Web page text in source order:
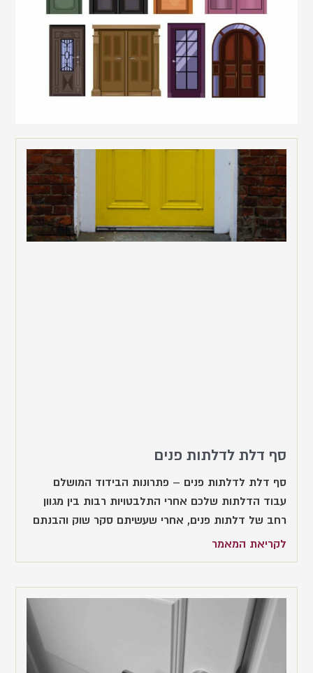
סף דלת לדלתות פנים
סף דלת לדלתות פנים – פתרונות הבידוד המושלם
עבוד הדלתות שלכם אחרי התלבטויות רבות בין מגוון
רחב של דלתות פנים, אחרי שעשיתם סקר שוק והבנתם
לקריאת המאמר